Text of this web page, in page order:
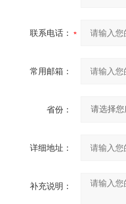
联系电话：
常用邮箱：
省份：
详细地址：
补充说明：